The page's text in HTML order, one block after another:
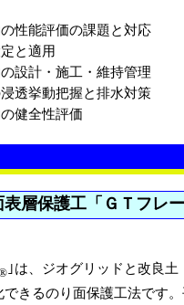
性能評価の課題と対応
と適用
設計・施工・維持管理
透挙動把握と排水対策
健全性評価
表層保護工「ＧＴフレ
｣は、ジオグリッドと改良
きるのり面保護工法です